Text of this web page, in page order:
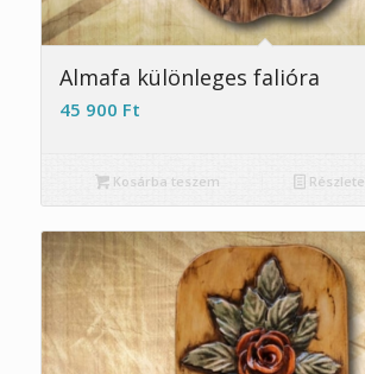
5.00
Almafa különleges falióra
45 900 Ft
Kosárba teszem